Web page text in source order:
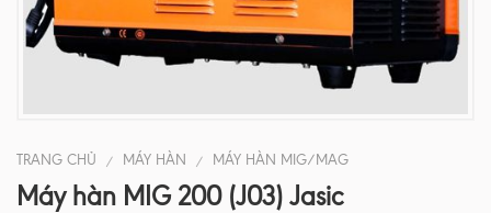
TRANG CHỦ / MÁY HÀN / MÁY HÀN MIG/MAG
Máy hàn MIG 200 (J03) Jasic